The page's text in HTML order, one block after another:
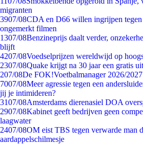
migranten
3907/08CDA en D66 willen ingrijpen
ongemerkt filmen
1307/08Benzineprijs daalt verder,
blijft
4207/08Voedselprijzen wereldwijd op
2307/08Quake krijgt na 30 jaar een gratis
207/08De FOK!Voetbalmanager 2026/
7007/08Meer agressie tegen een
jij je intimideren?
3107/08Amsterdams dierenasiel DOA
2907/08Kabinet geeft bedrijven geen
laagwater
2407/08OM eist TBS tegen verwarde man
aardappelschilmesje